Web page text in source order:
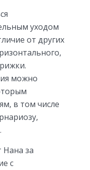
уходом
от других
можно
в том числе
Нана за
с